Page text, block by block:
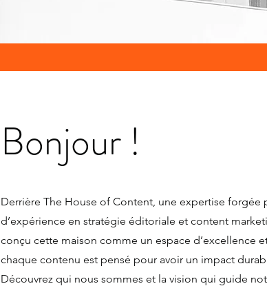
Bonjour !
Derrière The House of Content, une expertise forgée
d’expérience en stratégie éditoriale et content
conçu cette maison comme un espace d’excellence
chaque contenu est pensé pour avoir un impact
Découvrez qui nous sommes et la vision qui guide